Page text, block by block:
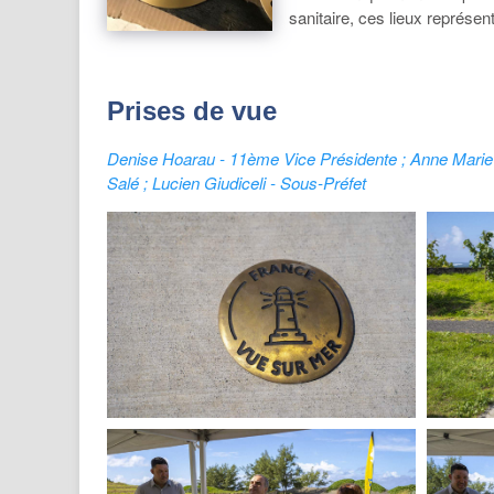
sanitaire, ces lieux
Prises de vue
Denise Hoarau - 11ème Vice Présidente ; Anne
Salé ; Lucien Giudiceli - Sous-Préfet